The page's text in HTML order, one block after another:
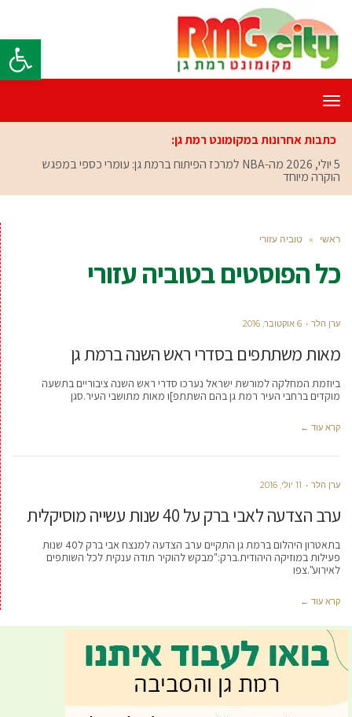
פתח
תפריט
כתבות אחרונות במקומונט רמת גן:
5 יולי, 2026
מה-NBA למרכז הפיתוח ברמת גן: עומרי כספי במפגש
הוקרה מיוחד
ראשי » טוביה עזורי
כל הפוסטים בטוביה עזורי
ערן הלר 6 אוקטובר, 2016
מאות משתתפים בסדרי ראש השנה ברמת גן
ביוזמת המחלקה למורשת ישראל נערכו סדרי ראש השנה ציבוריים בתשעה
מוקדים ברחבי העיר רמת גן בהם השתתפ]ו מאות מתושבי העיר.סגן
קרא עוד ←
ערן הלר 11 יולי, 2016
ערב הצדעה לאבי ברק על 40 שנות עשייה מוסיקלית
בתאטרון היהלום ברמת גן התקיים ערב הצדעה למנצח אבי ברק ל40 שנות
פעילות במוזיקה היהודית.ברק:"מבקש להוקיר תודה ענקית לכל השותפים
לאירוע".צפו
קרא עוד ←